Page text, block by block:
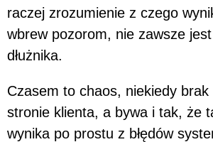
raczej zrozumienie z czego
wbrew pozorom, nie zawsze jest
dłużnika.
Czasem to chaos, niekiedy brak
stronie klienta, a bywa i tak, że
wynika po prostu z błędów